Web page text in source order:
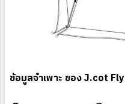
ข้อมูลจำเพาะ ของ J.cot Fly